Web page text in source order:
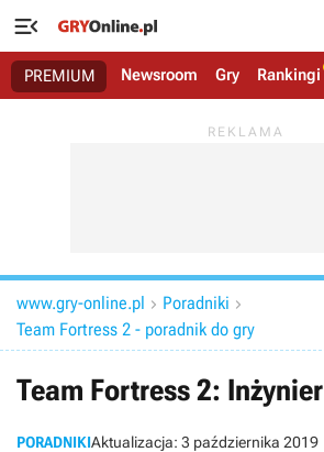

PREMIUM Newsroom Gry Rankingi
www.gry-online.pl  Poradniki 
Team Fortress 2 - poradnik do gry
Team Fortress 2: Inżynier
PORADNIKIAktualizacja: 3 października 2019